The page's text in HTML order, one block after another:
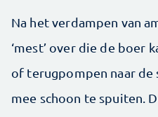
Na het verdampen van
‘mest’ over die de boer
of terugpompen naar
mee schoon te spuiten.